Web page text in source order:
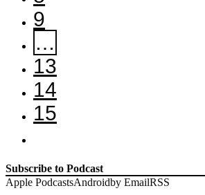
9
…
13
14
15
Subscribe to Podcast
Apple PodcastsAndroidby EmailRSS